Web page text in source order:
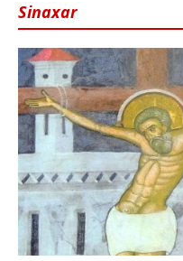
Sinaxar